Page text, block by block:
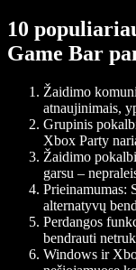
10
Game Bar
Žaidimo
atnaujinimais,
Grupinis
Xbox Party
Žaidimo
garsu –
Prieinamumas:
alternatyvų
Perdangos
bendrauti
Windows ir